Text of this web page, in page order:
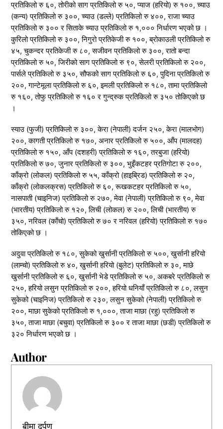
प्रतिकिलो रु ६०, तोरीको साग प्रतिकिलो रु ५०, प्याज (हरियो) रु १००, च्याउ
(कन्य) प्रतिकिलो रु ३००, च्याउ (डल्ले) प्रतिकिलो रु ४००, राजा च्याउ
प्रतिकिलो रु ३०० र सिताके च्याउ प्रतिकिलो रु १,००० निर्धारण भएको छ ।
कुरिलो प्रतिकिलो रु ३००, निगुरो प्रतिकेजी रु १००, ब्रोकाउली प्रतिकिलो रु
४५, चुकन्दर प्रतिकेजी रु ८०, सजीवन प्रतिकिलो रु ३००, रातो बन्दा
प्रतिकिलो रु ५०, जिरीको साग प्रतिकिलो रु ९०, सेलरी प्रतिकिलो रु २००,
पार्सले प्रतिकिलो रु ३५०, सौफको साग प्रतिकिलो रु ६०, पुदिना प्रतिकिलो रु
२००, गान्टेमूला प्रतिकिलो रु ६०, इमली प्रतिकिलो रु १८०, तामा प्रतिकिलो
रु १६०, तोफु प्रतिकिलो रु १६० र गुन्द्रुक प्रतिकिलो रु ३५० तोकिएको छ
।
स्याउ (फुजी) प्रतिकिलो रु ३००, केरा (नेपाली) दर्जन २५०, केरा (मालभोग)
२००, कागती प्रतिकिलो रु १७०, अनार प्रतिकिलो रु ५००, आँप (मालदह)
प्रतिकिलो रु १५०, आँप (दशहरी) प्रतिकिलो रु १६०, तरबुजा (हरियो)
प्रतिकिलो रु ७०, जुनार प्रतिकिलो रु ३००, भुइँकटहर प्रतिगोटा रु २००,
काँक्रो (लोकल) प्रतिकिलो रु ५५, काँक्रो (हाइब्रिड) प्रतिकिलो रु २०,
काँक्रो (लोकलक्रस) प्रतिकिलो रु ६०, रूखकटहर प्रतिकिलो रु ५०,
नासपाती (चाइनिज) प्रतिकिलो रु २७०, मेवा (नेपाली) प्रतिकिलो रु ९०, मेवा
(भारतीय) प्रतिकिलो रु १२०, लिची (लोकल) रु २००, लिची (भारतीय) रु
३५०, नरिवल (काँचो) प्रतिकिलो रु ७० र नरिवल (हरियो) प्रतिकिलो रु १७०
तोकिएको छ ।
अदुवा प्रतिकिलो रु १८०, सुकेको खुर्सानी प्रतिकिलो रु ५००, खुर्सानी हरियो
(लाम्चो) प्रतिकिलो रु ४०, खुर्सानी हरियो (बुलेट) प्रतिकिलो रु ३०, माछे
खुर्सानी प्रतिकिलो रु ६०, खुर्सानी भेडे प्रतिकिलो रु ५०, अकबरे प्रतिकिलो रु
२५०, हरियो लसुन प्रतिकिलो रु २००, हरियो धनियाँ प्रतिकिलो रु ८०, लसुन
सुकेको (चाइनिज) प्रतिकिलो रु २३०, लसुन सुकेको (नेपाली) प्रतिकिलो रु
२००, माछा सुकेको प्रतिकिलो रु १,०००, ताजा माछा (रहु) प्रतिकिलो रु
३५०, ताजा माछा (बचुवा) प्रतिकिलो रु ३०० र ताजा माछा (छडी) प्रतिकिलो रु
३२० निर्धारण भएको छ ।
Author
बीमा दर्पण